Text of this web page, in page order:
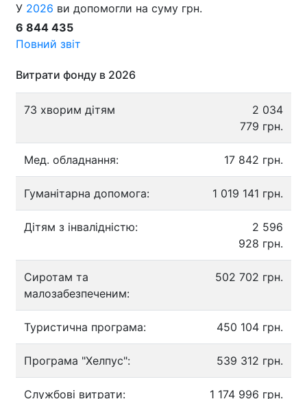
У 2026 ви допомогли на суму грн.
6 844 435
Повний звіт
Витрати фонду в 2026
73 хворим дітям
2 034
779 грн.
Мед. обладнання: 17 842 грн.
Гуманітарна допомога: 1 019 141 грн.
Дітям з інвалідністю:
2 596
928 грн.
Сиротам та
малозабезпеченим:
502 702 грн.
Туристична програма: 450 104 грн.
Програма "Хелпус": 539 312 грн.
Службові витрати: 1 174 996 грн.